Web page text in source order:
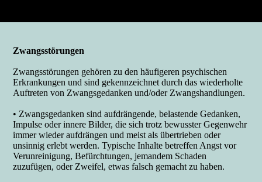
Zwangsstörungen
Zwangsstörungen gehören zu den häufigeren psychischen
Erkrankungen und sind gekennzeichnet durch das wiederholte
Auftreten von Zwangsgedanken und/oder Zwangshandlungen.
• Zwangsgedanken sind aufdrängende, belastende Gedanken,
Impulse oder innere Bilder, die sich trotz bewusster Gegenwehr
immer wieder aufdrängen und meist als übertrieben oder
unsinnig erlebt werden. Typische Inhalte betreffen Angst vor
Verunreinigung, Befürchtungen, jemandem Schaden
zuzufügen, oder Zweifel, etwas falsch gemacht zu haben.